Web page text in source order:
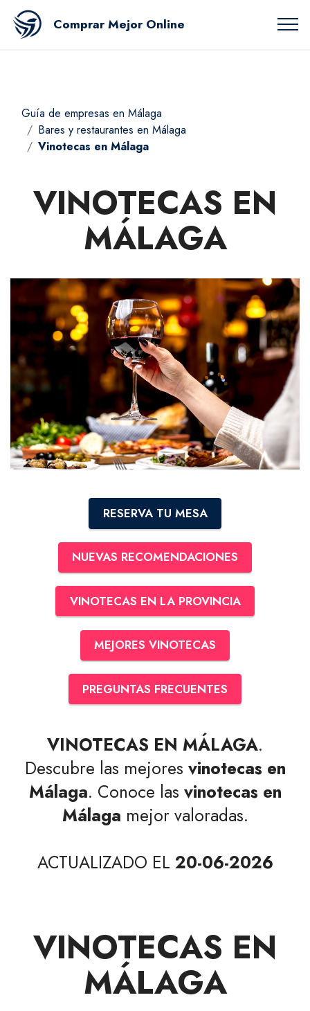
Comprar Mejor Online
Guía de empresas en Málaga
Bares y restaurantes en Málaga
Vinotecas en Málaga
VINOTECAS EN
MÁLAGA
RESERVA TU MESA
NUEVAS RECOMENDACIONES
VINOTECAS EN LA PROVINCIA
MEJORES VINOTECAS
PREGUNTAS FRECUENTES
VINOTECAS EN MÁLAGA.
Descubre las mejores vinotecas en
Málaga. Conoce las vinotecas en
Málaga mejor valoradas.
ACTUALIZADO EL 20-06-2026
VINOTECAS EN
MÁLAGA